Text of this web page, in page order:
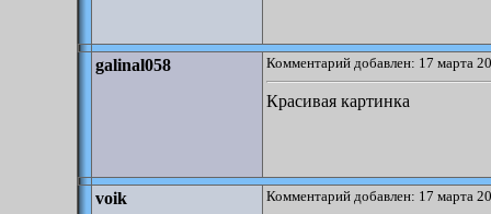
galinal058 Комментарий добавлен: 17 марта
Красивая картинка
voik Комментарий добавлен: 17 марта